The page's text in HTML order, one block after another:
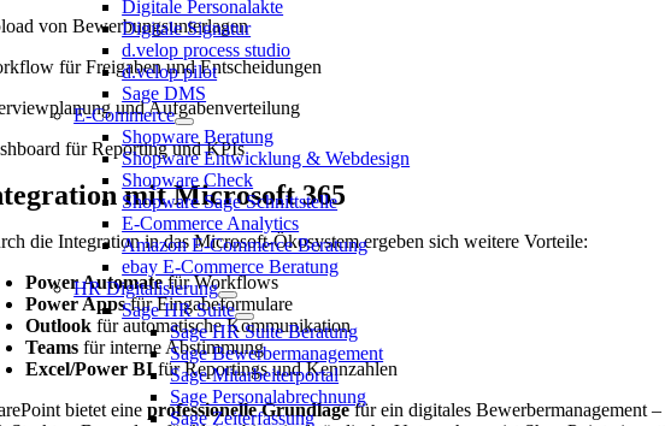
Digitale Personalakte
Digitale Signatur
d.velop process studio
d.velop pilot
Sage DMS
E-Commerce
Shopware Beratung
Shopware Entwicklung & Webdesign
Shopware Check
Shopware Sage Schnittstelle
E-Commerce Analytics
Amazon E-Commerce Beratung
ebay E-Commerce Beratung
HR Digitalisierung
Sage HR Suite
Sage HR Suite Beratung
Sage Bewerbermanagement
Sage Mitarbeiterportal
Sage Personalabrechnung
Sage Zeiterfassung
von Bewerbungsunterlagen
für Freigaben und Entscheidungen
und Aufgabenverteilung
für Reporting und KPIs
mit Microsoft 365
die Integration in das Microsoft-Ökosystem ergeben sich weitere Vorteile:
Power Automatefür Workflows
Power Appsfür Eingabeformulare
Outlook für automatische Kommunikation
Teams für interne Abstimmung
Excel/Power BIfür Reportings und Kennzahlen
bietet eineprofessionelle Grundlagefür ein digitales Bewerbermanagement